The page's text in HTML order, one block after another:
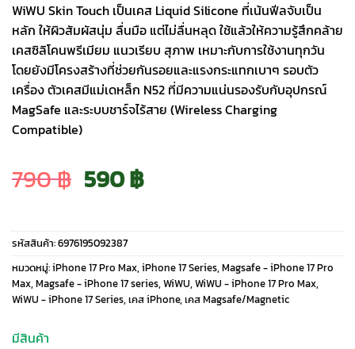
WiWU Skin Touch เป็นเคส Liquid Silicone ที่เน้นฟีลจับเป็น
หลัก ให้ผิวสัมผัสนุ่ม ลื่นมือ แต่ไม่ลื่นหลุด ใช้แล้วให้ความรู้สึกคล้าย
เคสซิลิโคนพรีเมียม แนวเรียบ สุภาพ เหมาะกับการใช้งานทุกวัน
โดยยังมีโครงสร้างที่ช่วยกันรอยและแรงกระแทกเบาๆ รอบตัว
เครื่อง ตัวเคสมีแม่เดหล็ก N52 ที่มีความแน่นรองรับกับอุปกรณ์
MagSafe และระบบชาร์จไร้สาย (Wireless Charging
Compatible)
790฿ Original
price
was:
790 ฿.
590฿Current
price
is:
590 ฿.
รหัสสินค้า:6976195092387
หมวดหมู่:iPhone 17 Pro Max, iPhone 17 Series, Magsafe - iPhone 17 Pro
Max, Magsafe - iPhone 17 series, WiWU, WiWU - iPhone 17 Pro Max,
WiWU - iPhone 17 Series, เคส iPhone, เคส Magsafe/Magnetic
มีสินค้า